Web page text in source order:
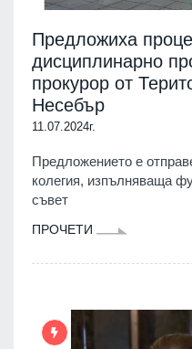
Предложиха
дисциплинарно
прокурор от
Несебър
11.07.2024г.
Предложението е
колегия, изпълняваща
съвет
ПРОЧЕТИ